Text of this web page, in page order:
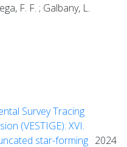
F. F. ; Galbany, L.
Survey Tracing
(VESTIGE): XVI.
star-forming 2024